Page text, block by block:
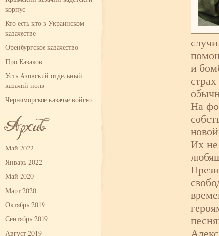
корпус
Кто есть кто в Украинском
казачестве
Оренбургское казачество
Про Казаков
Усть Азовский отдельный
казачий полк
Черноморское казачье войско
Май 2022
Январь 2022
Май 2020
Март 2020
Октябрь 2019
Сентябрь 2019
Август 2019
и
На
Их